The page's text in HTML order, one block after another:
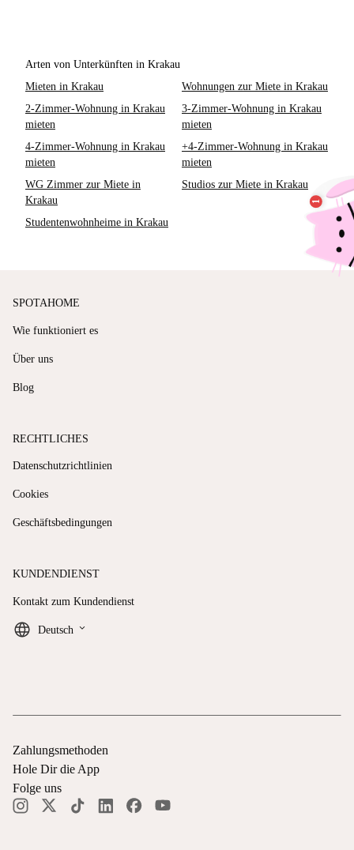
Arten von Unterkünften in Krakau
Mieten in Krakau
Wohnungen zur Miete in Krakau
2-Zimmer-Wohnung in Krakau
mieten
3-Zimmer-Wohnung in Krakau
mieten
4-Zimmer-Wohnung in Krakau
mieten
+4-Zimmer-Wohnung in Krakau
mieten
WG Zimmer zur Miete in
Krakau
Studios zur Miete in Krakau
Studentenwohnheime in Krakau
SPOTAHOME
Wie funktioniert es
Über uns
Blog
RECHTLICHES
Datenschutzrichtlinien
Cookies
Geschäftsbedingungen
KUNDENDIENST
Kontakt zum Kundendienst
Deutsch keyboard_arrow_down
Zahlungsmethoden
Hole Dir die App
Folge uns